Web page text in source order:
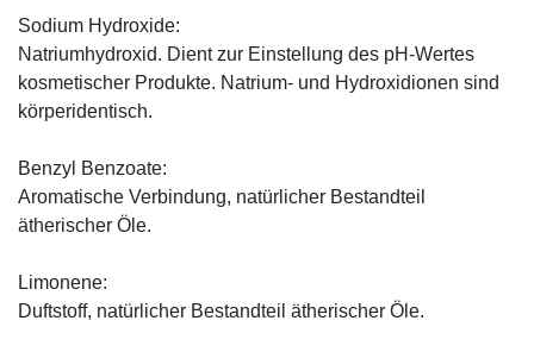
Sodium Hydroxide:
Natriumhydroxid. Dient zur Einstellung des pH-Wertes
kosmetischer Produkte. Natrium- und Hydroxidionen sind
körperidentisch.
Benzyl Benzoate:
Aromatische Verbindung, natürlicher Bestandteil
ätherischer Öle.
Limonene:
Duftstoff, natürlicher Bestandteil ätherischer Öle.